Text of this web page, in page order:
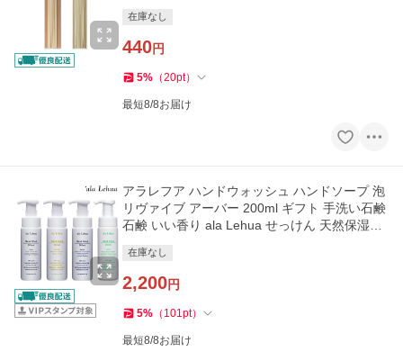
在庫なし
440円
5% （20pt）
最短8/8お届け
アラレフア ハンドウォッシュ ハンドソープ 泡
リヴァイブ アーバー 200ml ギフト 手洗い石鹸
石鹸 いい香り ala Lehua せっけん 天然保湿成
在庫なし
2,200円
5% （ 101pt）
最短8/8お届け